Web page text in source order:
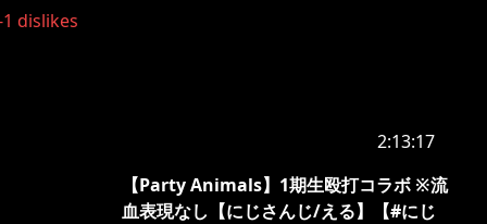
dislikes
2:13:17
【Party Animals】1期生殴打コラボ ※流
血表現なし【にじさんじ/える】【#にじ